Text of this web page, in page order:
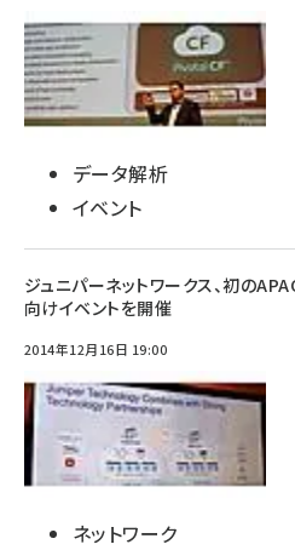
データ解析
イベント
ジュニパーネットワークス、初の
向けイベントを開催
2014年12月16日 19:00
ネットワーク